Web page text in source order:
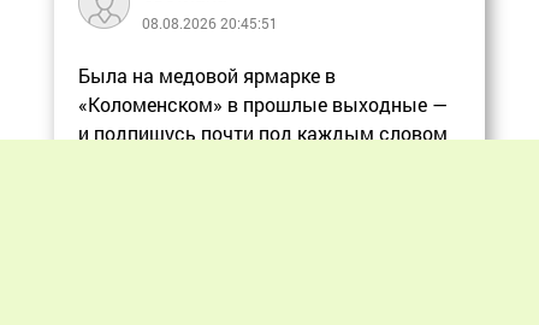
08.08.2026 20:45:51
Была на медовой ярмарке в
«Коломенском» в прошлые выходные —
и подпишусь почти под каждым словом